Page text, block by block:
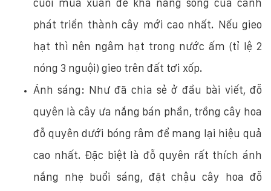
phát triển thành cây mới cao nhất. Nếu gieo
hạt thì nên ngâm hạt trong nước ấm (tỉ lệ 2
nóng 3 nguội) gieo trên đất tơi xốp.
Ánh sáng: Như đã chia sẻ ở đầu bài viết, đỗ
quyên là cây ưa nắng bán phần, trồng cây hoa
đỗ quyên dưới bóng râm để mang lại hiệu quả
cao nhất. Đặc biệt là đỗ quyên rất thích ánh
nắng nhẹ buổi sáng, đặt chậu cây hoa đỗ